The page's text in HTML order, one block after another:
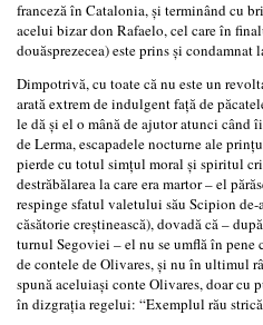
franceză în Catalonia, şi terminând cu
acelui bizar don Rafaelo, cel care în
douăsprezecea) este prins şi condamnat
Dimpotrivă, cu toate că nu este un
arată extrem de indulgent faţă de
le dă şi el o mână de ajutor atunci
de Lerma, escapadele nocturne ale
pierde cu totul simţul moral şi spiritul
destrăbălarea la care era martor – el
respinge sfatul valetului său Scipion
căsătorie creştinească), dovadă că –
turnul Segoviei – el nu se umflă în
de contele de Olivares, şi nu în ultimul
spună aceluiaşi conte Olivares, doar cu
în dizgraţia regelui: “Exemplul rău